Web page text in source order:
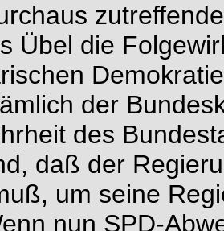
Übel die
der
des
daß der
um seine
nun SPD-